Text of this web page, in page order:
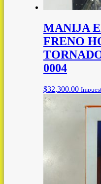
MANIJA
FRENO
0004
$32,300.00